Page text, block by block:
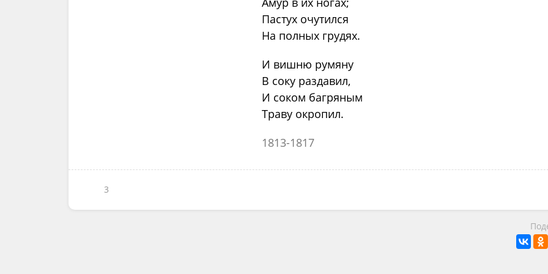
Пастух очутился
На полных грудях.
И вишню румяну
В соку раздавил,
И соком багряным
Траву окропил.
1813-1817
3